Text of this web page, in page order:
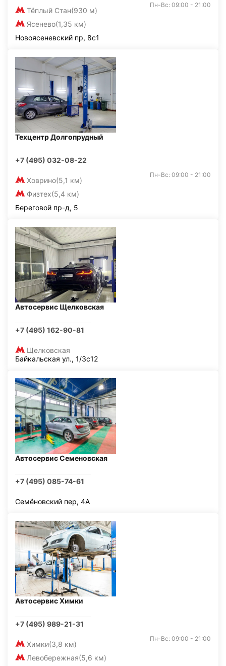
Тёплый Стан(930 м)
Ясенево(1,35 км)
Пн-Вс: 09:00 - 21:00
Новоясеневский пр, 8с1
Техцентр Долгопрудный
+7 (495) 032-08-22
Ховрино(5,1 км)
Физтех(5,4 км)
Пн-Вс: 09:00 - 21:00
Береговой пр-д, 5
Автосервис Щелковская
+7 (495) 162-90-81
Щелковская
Байкальская ул., 1/3с12
Автосервис Семеновская
+7 (495) 085-74-61
Семёновский пер, 4А
Автосервис Химки
+7 (495) 989-21-31
Химки(3,8 км)
Левобережная(5,6 км)
Пн-Вс: 09:00 - 21:00